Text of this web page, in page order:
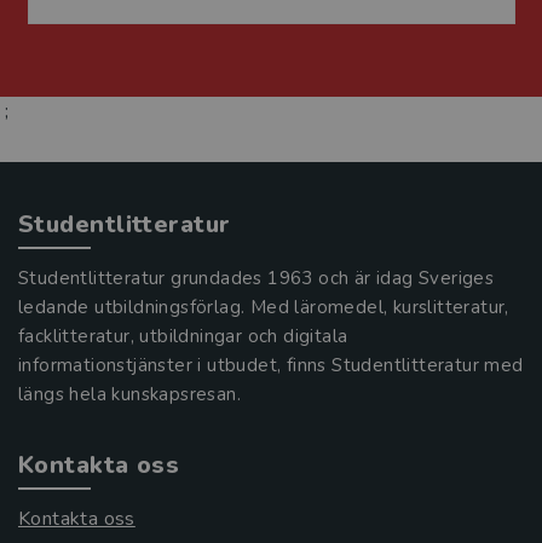
;
Studentlitteratur
Studentlitteratur grundades 1963 och är idag Sveriges
ledande utbildningsförlag. Med läromedel, kurslitteratur,
facklitteratur, utbildningar och digitala
informationstjänster i utbudet, finns Studentlitteratur med
längs hela kunskapsresan.
Kontakta oss
Kontakta oss